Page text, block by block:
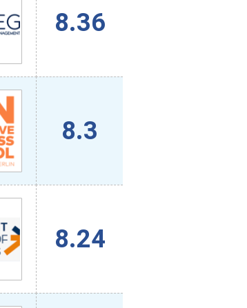
8.36
8.3
8.24